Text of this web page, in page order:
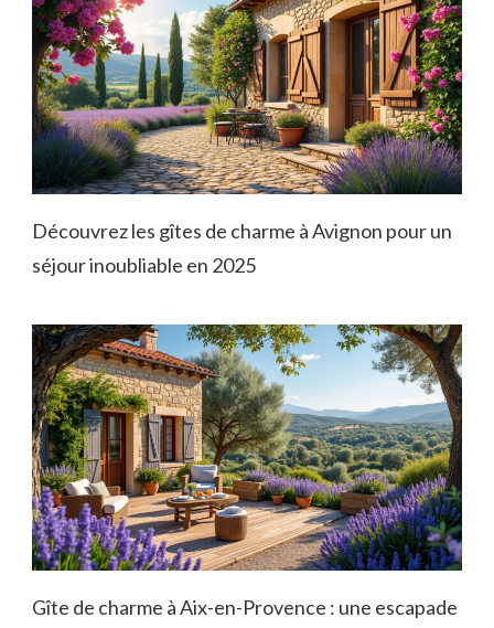
Découvrez les gîtes de charme à Avignon pour un
séjour inoubliable en 2025
Gîte de charme à Aix-en-Provence : une escapade